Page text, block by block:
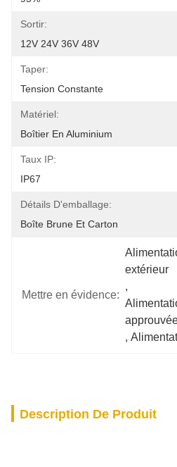
Sortir:
12V 24V 36V 48V
Taper:
Tension Constante
Matériel:
Boîtier En Aluminium
Taux IP:
IP67
Détails D'emballage:
Boîte Brune Et Carton
Mettre en évidence:
extérieur
,
,
Description De Produit